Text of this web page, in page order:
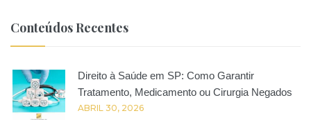
Conteúdos Recentes
Direito à Saúde em SP: Como Garantir
Tratamento, Medicamento ou Cirurgia Negados
ABRIL 30, 2026